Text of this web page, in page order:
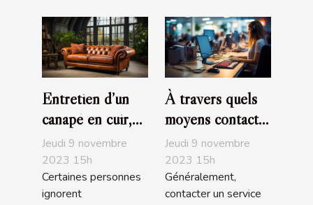
Entretien d’un
canapé en cuir,
que devez-vous
savoir ?
Jeudi 9 novembre
2023 15h
Certaines personnes
ignorent
À travers quels
moyens contacte-
t-on un service
client ?
Jeudi 9 novembre
2023 15h
Généralement,
contacter un service